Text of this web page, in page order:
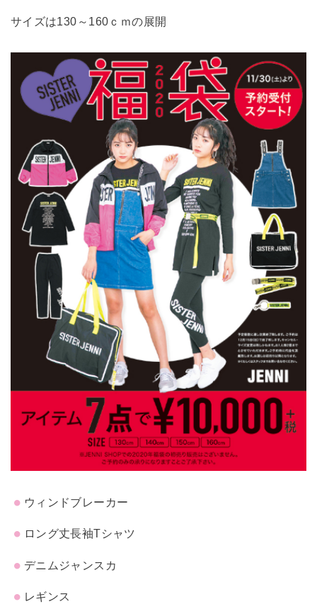
サイズは130～160ｃｍの展開
ウィンドブレーカー
ロング丈長袖Tシャツ
デニムジャンスカ
レギンス